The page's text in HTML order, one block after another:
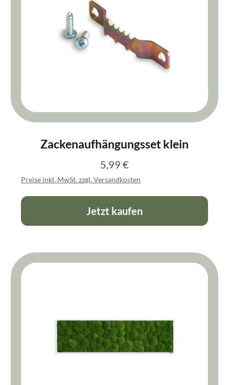
Zackenaufhängungsset klein
Regulärer Preis:
5,99 €
Preise inkl. MwSt. zzgl. Versandkosten
Jetzt kaufen